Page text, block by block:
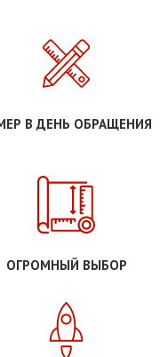
В ДЕНЬ ОБРАЩЕНИЯ
ОГРОМНЫЙ ВЫБОР